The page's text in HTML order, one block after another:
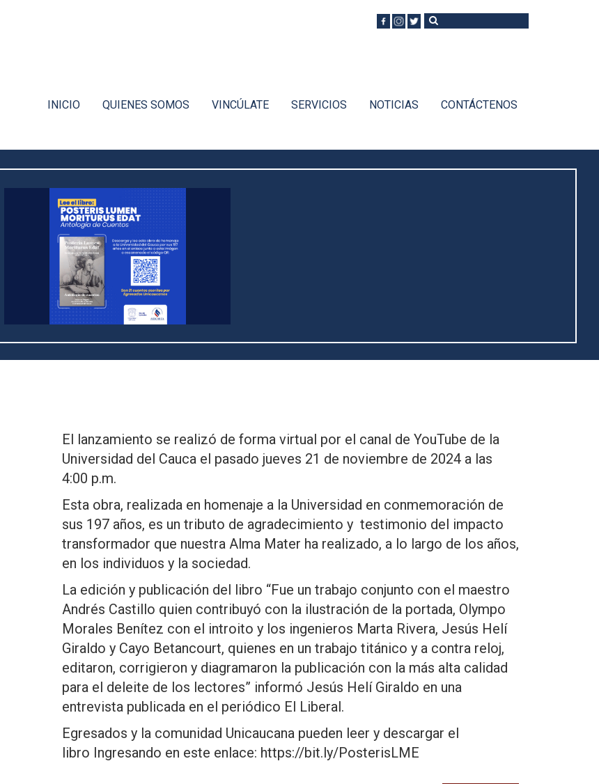
Buscar
INICIO QUIENES SOMOS VINCÚLATE SERVICIOS NOTICIAS CONTÁCTENOS
El lanzamiento se realizó de forma virtual por el canal de YouTube de la
Universidad del Cauca el pasado jueves 21 de noviembre de 2024 a las
4:00 p.m.
Esta obra, realizada en homenaje a la Universidad en conmemoración de
sus 197 años, es un tributo de agradecimiento y testimonio del impacto
transformador que nuestra Alma Mater ha realizado, a lo largo de los años,
en los individuos y la sociedad.
La edición y publicación del libro “Fue un trabajo conjunto con el maestro
Andrés Castillo quien contribuyó con la ilustración de la portada, Olympo
Morales Benítez con el introito y los ingenieros Marta Rivera, Jesús Helí
Giraldo y Cayo Betancourt, quienes en un trabajo titánico y a contra reloj,
editaron, corrigieron y diagramaron la publicación con la más alta calidad
para el deleite de los lectores” informó Jesús Helí Giraldo en una
entrevista publicada en el periódico El Liberal.
Egresados y la comunidad Unicaucana pueden leer y descargar el
libro Ingresando en este enlace: https://bit.ly/PosterisLME